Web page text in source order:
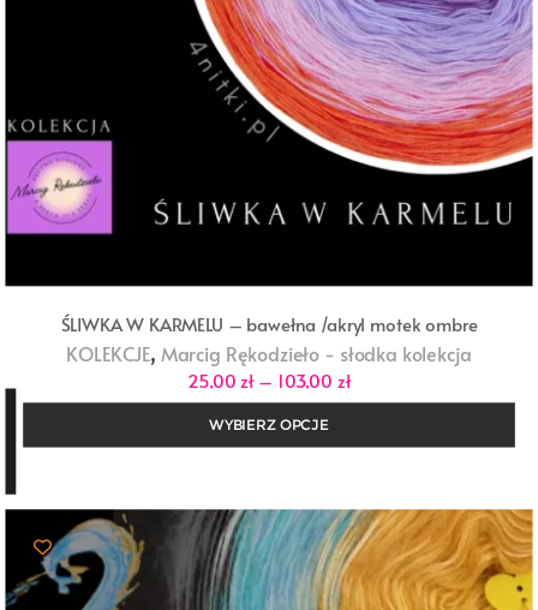
ŚLIWKA W KARMELU – bawełna /akryl motek ombre
KOLEKCJE, Marcig Rękodzieło - słodka kolekcja
25,00 zł – 103,00 złZakres
cen:
do
WYBIERZ OPCJE